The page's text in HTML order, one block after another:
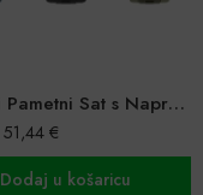
Metalni Pametni Sat s Naprednim Značajkama – 3 remena
51,44€
Dodaj u košaricu